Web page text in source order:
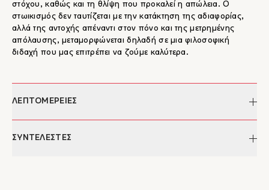
στόχου, καθώς και τη θλίψη που προκαλεί η απώλεια. Ο
στωικισμός δεν ταυτίζεται με την κατάκτηση της αδιαφορίας,
αλλά της αντοχής απέναντι στον πόνο και της μετρημένης
απόλαυσης, μεταμορφώνεται δηλαδή σε μια φιλοσοφική
διδαχή που μας επιτρέπει να ζούμε καλύτερα.
ΛΕΠΤΟΜΕΡΕΙΕΣ
Συγγραφέας:
ΣΥΝΤΕΛΕΣΤΕΣ